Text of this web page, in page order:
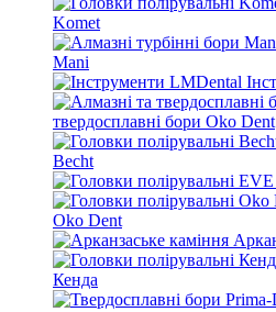
Komet
Mani
твердосплавні бори Oko Dent
Becht
Oko Dent
Кенда